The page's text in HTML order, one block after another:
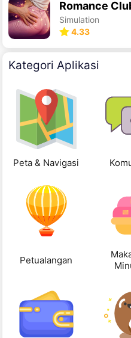
Simulation
4.33
Kategori Aplikasi
Peta & Navigasi
Petualangan